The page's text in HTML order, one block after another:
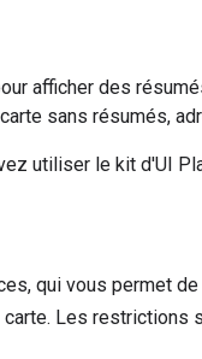
afficher des
sans résumés,
utiliser le kit d'UI
qui vous permet
carte. Les restrictions